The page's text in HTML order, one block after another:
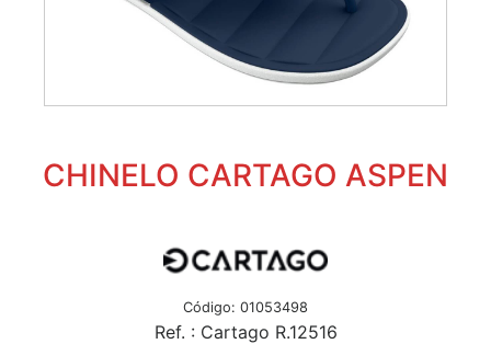
CHINELO CARTAGO ASPEN
Código: 01053498
Ref. : Cartago R.12516